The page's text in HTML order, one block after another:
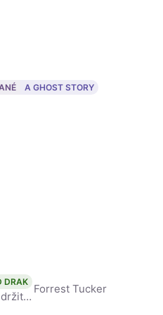
A GHOST STORY
DRAK
Robert Redford byl americký herec, filmový režisér, producent, držitel dvou Cen Americké akademie filmových umění a věd Oscar, podnikatel, model, zastánce životního prostředí a filantrop. Začínal jako
Forrest Tucker